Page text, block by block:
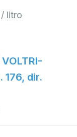
/ litro
176, dir.